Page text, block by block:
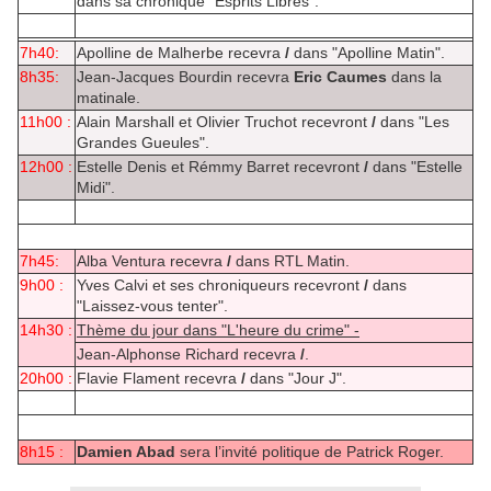
7h40: Apolline de Malherbe recevra / dans "Apolline Matin".
8h35:
Jean-Jacques Bourdin recevra Eric Caumes dans la
matinale.
11h00 : Alain Marshall et Olivier Truchot recevront / dans "Les
Grandes Gueules".
12h00 : Estelle Denis et Rémmy Barret recevront / dans "Estelle
Midi".
7h45: Alba Ventura recevra / dans RTL Matin.
9h00 :
Yves Calvi et ses chroniqueurs recevront / dans
"Laissez-vous tenter".
14h30 : Thème du jour dans "L'heure du crime" -
Jean-Alphonse Richard recevra /
20h00 : Flavie Flament recevra / dans "Jour J".
8h15 : Damien Abad sera l’invité politique de Patrick Roger.